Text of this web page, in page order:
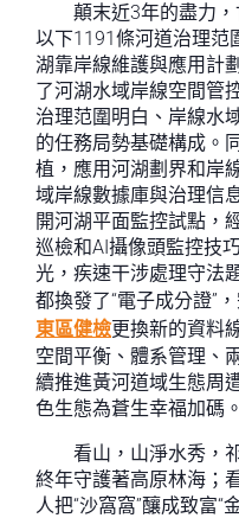
顛末近3年的盡力
以下1191條河道治理范
湖靠岸線維護與應用計
了河湖水域岸線空間管
治理范圍明白、岸線水
的任務局勢基礎構成。
植，應用河湖劃界和岸
域岸線數據庫與治理信
開河湖平面監控試點，
巡檢和AI攝像頭監控技
光，疾速干涉處理守法
都換發了“電子成分證”
東區健檢更換新的資料
空間平衡、體系管理、
續推進黃河道域生態周
色生態為蒼生幸福加碼。
看山，山淨水秀，
終年守護著高原林海；
人把“沙窩窩”釀成致富“